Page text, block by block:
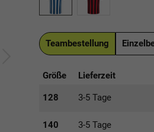
Teambestellung
Größe Lieferzeit
128 3-5 Tage
140 3-5 Tage